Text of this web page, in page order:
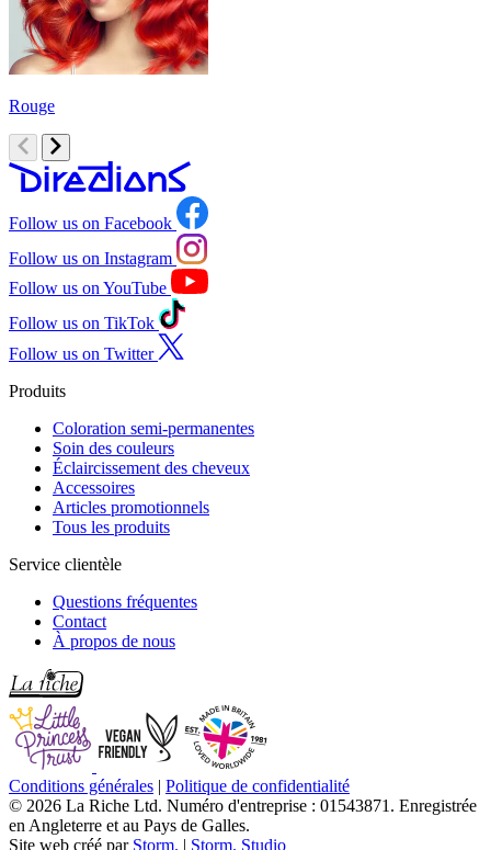
Rouge
Follow us on Facebook
Follow us on Instagram
Follow us on YouTube
Follow us on TikTok
Follow us on Twitter
Produits
Coloration semi-permanentes
Soin des couleurs
Éclaircissement des cheveux
Accessoires
Articles promotionnels
Tous les produits
Service clientèle
Questions fréquentes
Contact
À propos de nous
Conditions générales | Politique de confidentialité
© 2026 La Riche Ltd. Numéro d'entreprise : 01543871. Enregistrée
en Angleterre et au Pays de Galles.
Site web créé par Storm. | Storm. Studio